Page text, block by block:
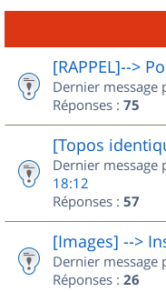
[RAPPEL]-->
Dernier message
Réponses : 75
[Topos
Dernier message
18:12
Réponses : 57
[Images] -->
Dernier message
Réponses : 26